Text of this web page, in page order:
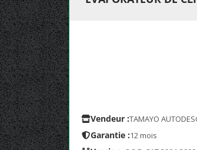
Vendeur :TAMAYO
Garantie :12 mois